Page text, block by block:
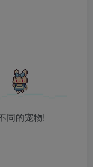
同的宠物!